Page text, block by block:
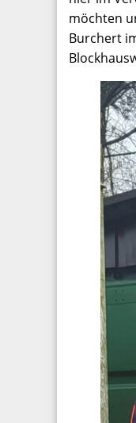
möchten
Burchert